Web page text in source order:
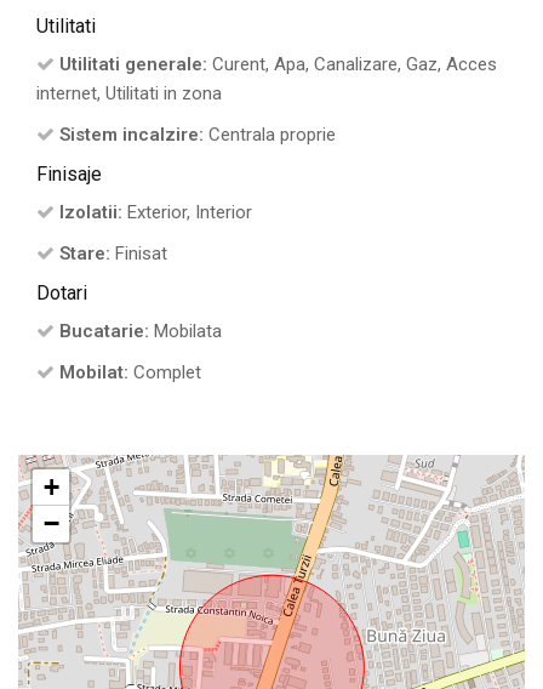
Utilitati
Utilitati generale: Curent, Apa, Canalizare, Gaz, Acces
internet, Utilitati in zona
Sistem incalzire: Centrala proprie
Finisaje
Izolatii: Exterior, Interior
Stare: Finisat
Dotari
Bucatarie: Mobilata
Mobilat: Complet
+
−